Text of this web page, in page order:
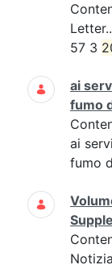
57 3
ai
fumo
ai
fumo